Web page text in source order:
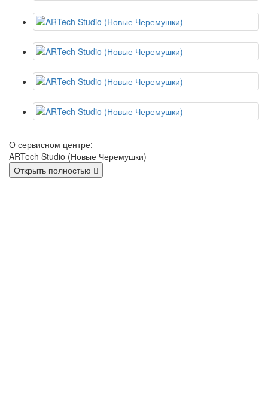
О сервисном центре:
ARTech Studio (Новые Черемушки)
Открыть полностью